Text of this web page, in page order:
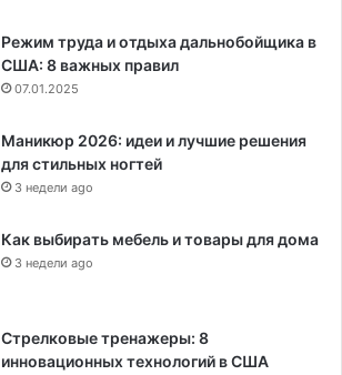
Режим труда и отдыха дальнобойщика в
США: 8 важных правил
07.01.2025
Маникюр 2026: идеи и лучшие решения
для стильных ногтей
3 недели ago
Как выбирать мебель и товары для дома
3 недели ago
Стрелковые тренажеры: 8
инновационных технологий в США